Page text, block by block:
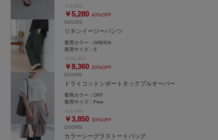
￥5,280 40%OFF
DOORS
リネンイージーパンツ
着用カラー：GREEN
着用サイズ：S
￥8,360 20%OFF
DOORS
ドライコットンボートネックプルオーバー
着用カラー：OFF
着用サイズ： Free
￥3,850 30%OFF
DOORS
カラーシーグラストートバッグ